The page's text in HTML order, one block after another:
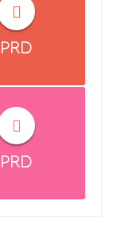
PRD
PRD